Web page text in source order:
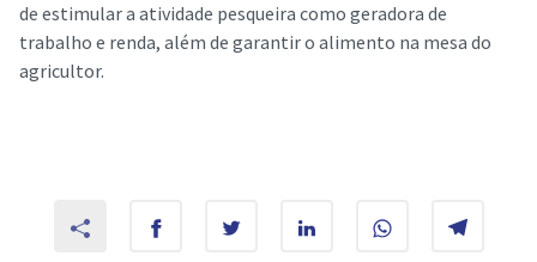
de estimular a atividade pesqueira como geradora de
trabalho e renda, além de garantir o alimento na mesa do
agricultor.